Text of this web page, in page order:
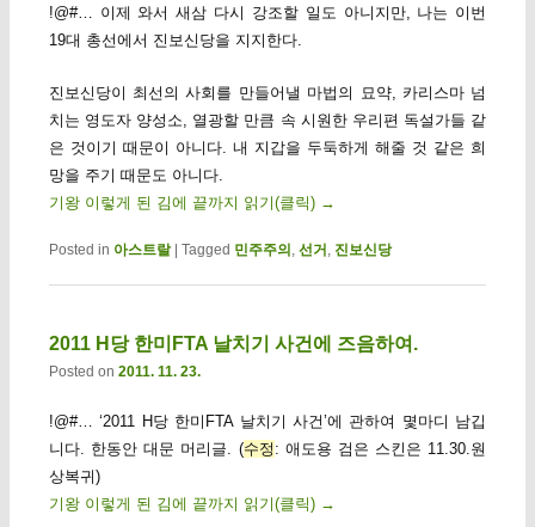
!@#… 이제 와서 새삼 다시 강조할 일도 아니지만, 나는 이번
19대 총선에서 진보신당을 지지한다.
진보신당이 최선의 사회를 만들어낼 마법의 묘약, 카리스마 넘
치는 영도자 양성소, 열광할 만큼 속 시원한 우리편 독설가들 같
은 것이기 때문이 아니다. 내 지갑을 두둑하게 해줄 것 같은 희
망을 주기 때문도 아니다.
기왕 이렇게 된 김에 끝까지 읽기(클릭) →
Posted in 아스트랄 Tagged 민주주의 , 선거 , 진보신당
2011 H당 한미FTA 날치기 사건에 즈음하여.
Posted on 2011. 11. 23.
!@#… ‘2011 H당 한미FTA 날치기 사건’에 관하여 몇마디 남깁
니다. 한동안 대문 머리글. (수정 : 애도용 검은 스킨은 11.30.원
상복귀)
기왕 이렇게 된 김에 끝까지 읽기(클릭) →